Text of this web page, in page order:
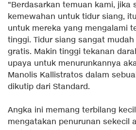
"Berdasarkan temuan kami, jika
kemewahan untuk tidur siang,
untuk mereka yang mengalami
tinggi. Tidur siang sangat
gratis. Makin tinggi tekanan
upaya untuk menurunkannya
Manolis Kallistratos dalam
dikutip dari Standard.
Angka ini memang terbilang
mengatakan penurunan sekecil